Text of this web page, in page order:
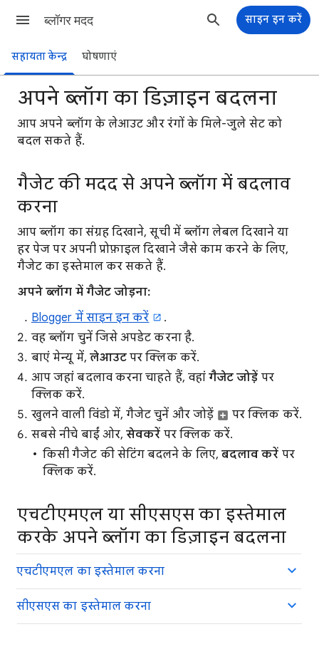
ब्लॉगर मदद साइन इन करें
सहायता केन्द्र घोषणाएं
अपने ब्लॉग का डिज़ाइन बदलना
आप अपने ब्लॉग के लेआउट और रंगों के मिले-जुले सेट को
बदल सकते हैं.
गैजेट की मदद से अपने ब्लॉग में बदलाव
करना
आप ब्लॉग का संग्रह दिखाने, सूची में ब्लॉग लेबल दिखाने या
हर पेज पर अपनी प्रोफ़ाइल दिखाने जैसे काम करने के लिए,
गैजेट का इस्तेमाल कर सकते हैं.
अपने ब्लॉग में गैजेट जोड़ना:
Blogger में साइन इन करें
.
वह ब्लॉग चुनें जिसे अपडेट करना है.
बाएं मेन्यू में, लेआउट पर क्लिक करें.
आप जहां बदलाव करना चाहते हैं, वहांगैजेट जोड़ें पर
क्लिक करें.
खुलने वाली विंडो में, गैजेट चुनें और जोड़ें
पर क्लिक करें.
सबसे नीचे बाईं ओर,सेवकरें पर क्लिक करें.
किसी गैजेट की सेटिंग बदलने के लिए, बदलाव करें पर
क्लिक करें.
एचटीएमएल या सीएसएस का इस्तेमाल
करके अपने ब्लॉग का डिज़ाइन बदलना
एचटीएमएल का इस्तेमाल करना
सीएसएस का इस्तेमाल करना